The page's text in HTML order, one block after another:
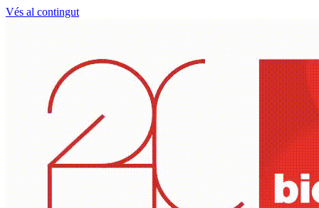
Vés al contingut